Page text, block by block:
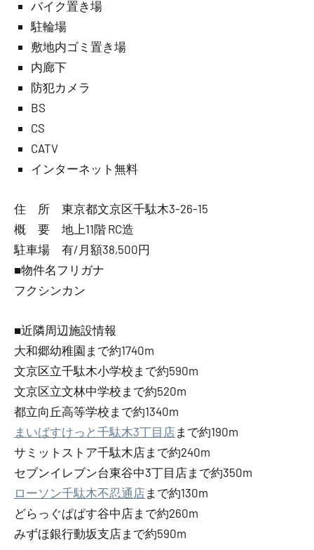
バイク置き場
駐輪場
敷地内ゴミ置き場
内廊下
防犯カメラ
BS
CS
CATV
インターネット無料
住 所 東京都文京区千駄木3-26-15
概 要 地上11階 RC造
駐車場 有/月額38,500円
■物件名フリガナ
フクシンカン
■近隣周辺施設情報
大和郷幼稚園まで約1740m
文京区立千駄木小学校まで約590m
文京区立文林中学校まで約520m
都立向丘高等学校まで約1340m
まいばすけっと千駄木3丁目店まで約190m
サミットストア千駄木店まで約240m
セブンイレブン台東谷中3丁目店まで約350m
ローソン千駄木不忍通店まで約130m
どらっぐぱぱす谷中店まで約260m
みずほ銀行動坂支店まで約590m